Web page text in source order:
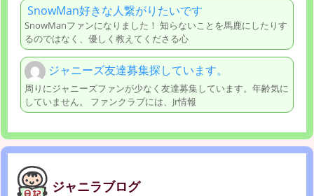
SnowMan好きな人繋がりたいです
SnowManファンになりました！ 知らないことを馬鹿にしたりす
るのではなく、優しく教えてくださる心
ジャニーズ友達募集探しています。
周りにジャニーズファンが少なく友達募集しています。年齢気に
していません。 ファンクラブには、Jr情報
ジャニラブログ